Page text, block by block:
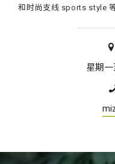
和时尚支线 sports style
星期一